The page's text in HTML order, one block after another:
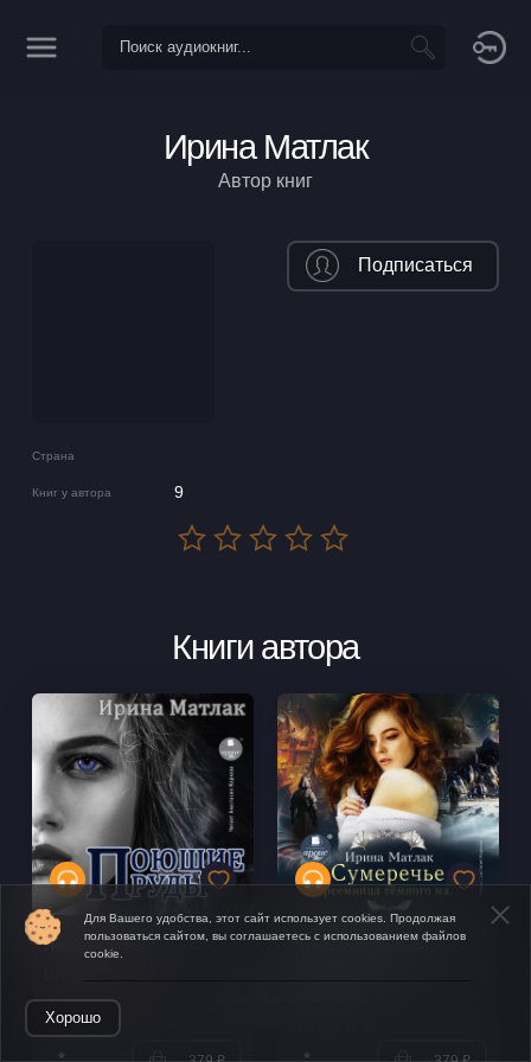
Ирина Матлак
Автор книг
Страна
Книг у автора 9
Подписаться
Книги автора
Поющие пруды
Сумеречье. Преемница
Для Вашего удобства, этот сайт использует cookies. Продолжая
пользоваться сайтом, вы соглашаетесь с использованием файлов
cookie.
Хорошо